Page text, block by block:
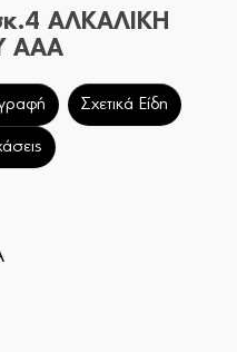
AΛΚΑΛΙΚΗ
AAA
Σχετικά Είδη